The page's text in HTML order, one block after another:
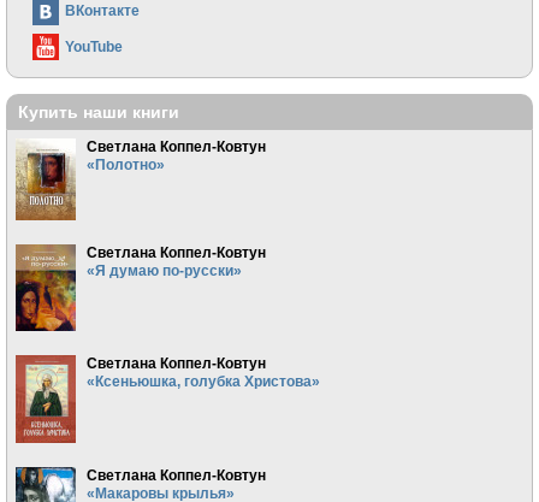
ВКонтакте
YouTube
Купить наши книги
Светлана Коппел-Ковтун
«Полотно»
Светлана Коппел-Ковтун
«Я думаю по-русски»
Светлана Коппел-Ковтун
«Ксеньюшка, голубка Христова»
Светлана Коппел-Ковтун
«Макаровы крылья»